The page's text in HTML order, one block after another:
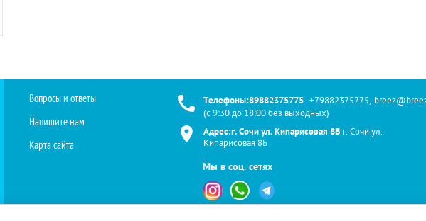
Вопросы и ответы
Напишите нам
Карта сайта
Телефоны:89882375775 +79882375775,
(с 9:30 до 18:00 без выходных)
Адрес:г. Сочи ул. Кипарисовая 8Б г. Сочи ул.
Кипарисовая 8Б
Мы в соц. сетях